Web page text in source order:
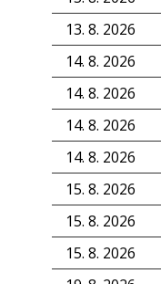
13. 8. 2026
14. 8. 2026
14. 8. 2026
14. 8. 2026
14. 8. 2026
15. 8. 2026
15. 8. 2026
15. 8. 2026